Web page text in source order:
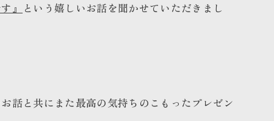
』 という嬉しいお話を聞かせていただきまし
話と共にまた最高の気持ちのこもったプレゼン